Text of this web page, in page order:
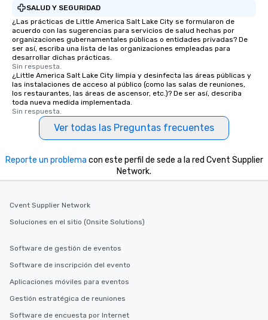
SALUD Y SEGURIDAD
¿Las prácticas de Little America Salt Lake City se formularon de
acuerdo con las sugerencias para servicios de salud hechas por
organizaciones gubernamentales públicas o entidades privadas? De
ser así, escriba una lista de las organizaciones empleadas para
desarrollar dichas prácticas.
Sin respuesta.
¿Little America Salt Lake City limpia y desinfecta las áreas públicas y
las instalaciones de acceso al público (como las salas de reuniones,
los restaurantes, las áreas de ascensor, etc.)? De ser así, describa
toda nueva medida implementada.
Sin respuesta.
Ver todas las Preguntas frecuentes
Reporte un problema con este perfil de sede a la red Cvent Supplier
Network.
Cvent Supplier Network
Soluciones en el sitio (Onsite Solutions)
Software de gestión de eventos
Software de inscripción del evento
Aplicaciones móviles para eventos
Gestión estratégica de reuniones
Software de encuesta por Internet